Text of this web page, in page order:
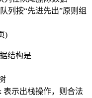
“先进先出”原则组
)
结构是
表示出栈操作，则合法